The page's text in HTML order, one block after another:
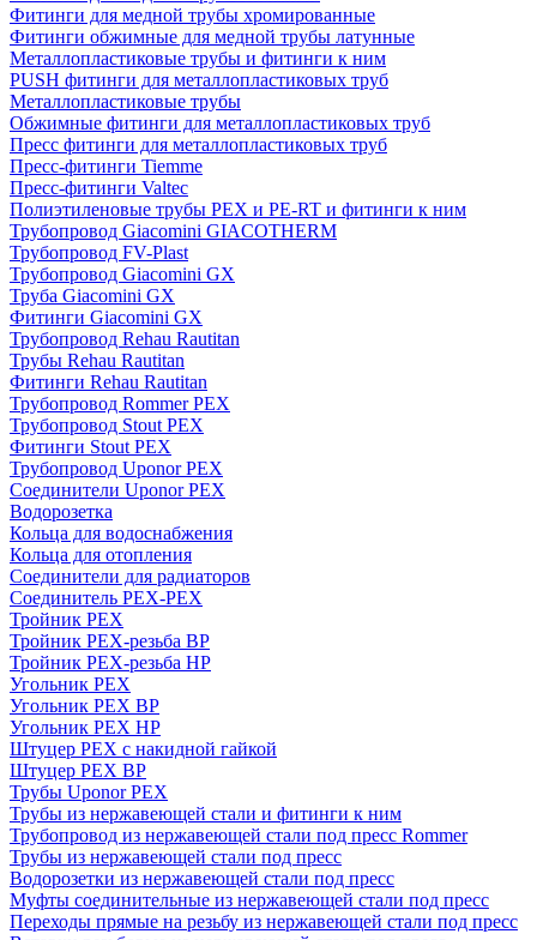
Фитинги для медной трубы хромированные
Фитинги обжимные для медной трубы латунные
Металлопластиковые трубы и фитинги к ним
PUSH фитинги для металлопластиковых труб
Металлопластиковые трубы
Обжимные фитинги для металлопластиковых труб
Пресс фитинги для металлопластиковых труб
Пресс-фитинги Tiemme
Пресс-фитинги Valtec
Полиэтиленовые трубы PEX и PE-RT и фитинги к ним
Трубопровод Giacomini GIACOTHERM
Трубопровод FV-Plast
Трубопровод Giacomini GX
Труба Giacomini GX
Фитинги Giacomini GX
Трубопровод Rehau Rautitan
Трубы Rehau Rautitan
Фитинги Rehau Rautitan
Трубопровод Rommer PEX
Трубопровод Stout PEX
Фитинги Stout PEX
Трубопровод Uponor PEX
Соединители Uponor PEX
Водорозетка
Кольца для водоснабжения
Кольца для отопления
Соединители для радиаторов
Соединитель PEX-PEX
Тройник PEX
Тройник PEX-резьба ВР
Тройник PEX-резьба НР
Угольник PEX
Угольник PEX ВР
Угольник PEX НР
Штуцер PEX c накидной гайкой
Штуцер PEX ВР
Трубы Uponor PEX
Трубы из нержавеющей стали и фитинги к ним
Трубопровод из нержавеющей стали под пресс Rommer
Трубы из нержавеющей стали под пресс
Водорозетки из нержавеющей стали под пресс
Муфты соединительные из нержавеющей стали под пресс
Переходы прямые на резьбу из нержавеющей стали под пресс